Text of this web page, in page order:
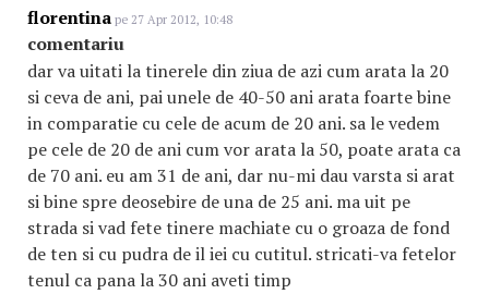
florentina pe 27 Apr 2012, 10:48
comentariu
dar va uitati la tinerele din ziua de azi cum arata la 20
si ceva de ani, pai unele de 40-50 ani arata foarte bine
in comparatie cu cele de acum de 20 ani. sa le vedem
pe cele de 20 de ani cum vor arata la 50, poate arata ca
de 70 ani. eu am 31 de ani, dar nu-mi dau varsta si arat
si bine spre deosebire de una de 25 ani. ma uit pe
strada si vad fete tinere machiate cu o groaza de fond
de ten si cu pudra de il iei cu cutitul. stricati-va fetelor
tenul ca pana la 30 ani aveti timp